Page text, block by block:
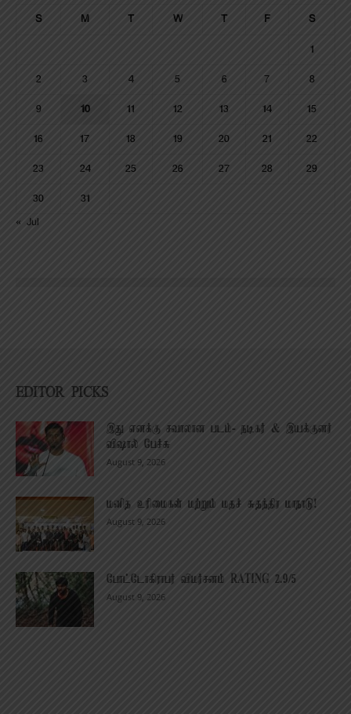
S M T W T F S
1
2 3 4 5 6 7 8
9 10 11 12 13 14 15
16 17 18 19 20 21 22
23 24 25 26 27 28 29
30
31
« Jul
EDITOR PICKS
இது எனக்கு சவாலான படம்- நடிகர் & இயக்குனர்
விஷால் பேச்சு
August 9, 2026
மனித உரிமைகள் மற்றும் மதச் சுதந்திர மாநாடு!
August 9, 2026
போட்டோகிராபர் விமர்சனம் RATING 2.9/5
August 9, 2026